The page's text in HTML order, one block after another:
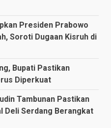
Presiden Prabowo
Soroti Dugaan Kisruh di
Bupati Pastikan
Diperkuat
Tambunan Pastikan
Deli Serdang Berangkat